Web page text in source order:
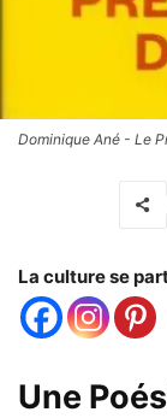
Dominique Ané - Le
La culture se
Une